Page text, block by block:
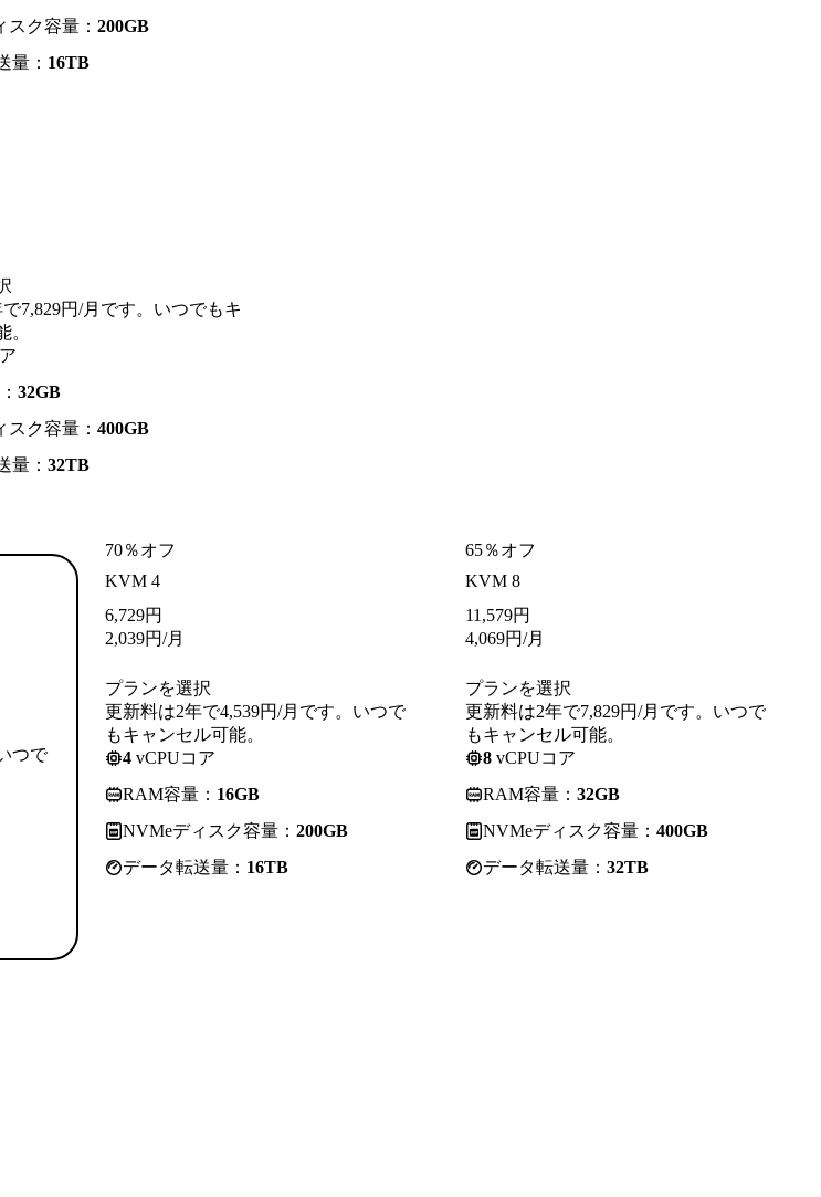
スク容量： 200GB
量： 16TB
7,829円/月です。いつでもキ
。
32GB
スク容量： 400GB
量： 32TB
つで
70％オフ
KVM 4
6,729円
2,039円/月
プランを選択
更新料は2年で4,539円/月です。いつで
もキャンセル可能。
4 vCPUコア
RAM容量： 16GB
NVMeディスク容量： 200GB
データ転送量： 16TB
65％オフ
KVM 8
11,579円
4,069円/月
プランを選択
更新料は2年で7,829円/月です。いつで
もキャンセル可能。
8 vCPUコア
RAM容量： 32GB
NVMeディスク容量： 400GB
データ転送量： 32TB